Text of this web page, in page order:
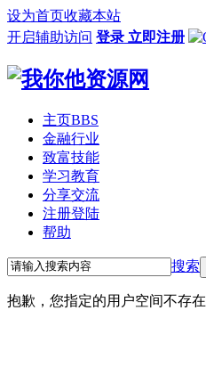
设为首页收藏本站
开启辅助访问 登录 立即注册
主页BBS
金融行业
致富技能
学习教育
分享交流
注册登陆
帮助
搜索
抱歉，您指定的用户空间不存在